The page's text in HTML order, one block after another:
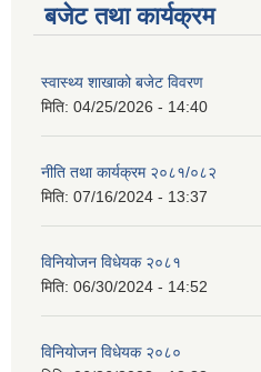
बजेट तथा कार्यक्रम
स्वास्थ्य शाखाको बजेट विवरण
मिति: 04/25/2026 - 14:40
नीति तथा कार्यक्रम २०८१/०८२
मिति: 07/16/2024 - 13:37
विनियोजन विधेयक २०८१
मिति: 06/30/2024 - 14:52
विनियोजन विधेयक २०८०